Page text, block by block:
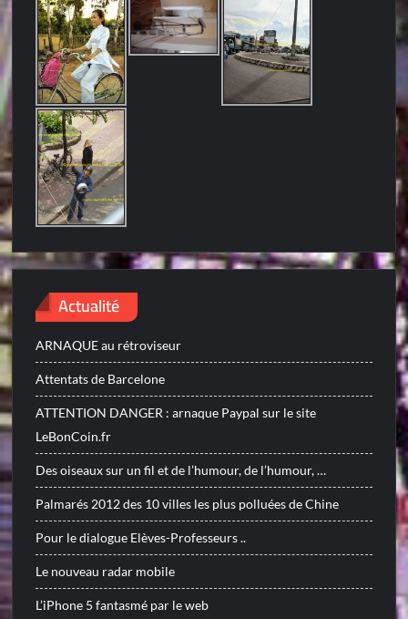
Actualité
ARNAQUE au rétroviseur
Attentats de Barcelone
ATTENTION DANGER : arnaque Paypal sur le site
LeBonCoin.fr
Des oiseaux sur un fil et de l’humour, de l’humour, …
Palmarés 2012 des 10 villes les plus polluées de Chine
Pour le dialogue Elèves-Professeurs ..
Le nouveau radar mobile
L’iPhone 5 fantasmé par le web